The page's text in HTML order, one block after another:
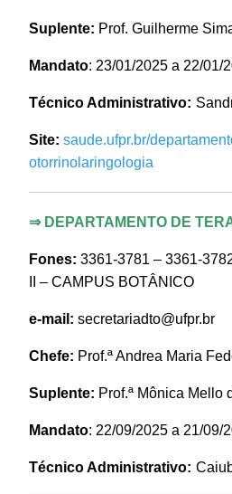
Suplente: Prof.Guilherme
Mandato: 23/01/2025 a 22/01/
Técnico Administrativo:
Site: saude.ufpr.br/
otorrinolaringologia
⇒ DEPARTAMENTO DE
Fones: 3361-3781 – 3361-
II – CAMPUS BOTÂNICO
e-mail: secretariadto@ufpr.br
Chefe: Prof.ª Andrea Maria
Suplente: Prof.ª Mônica Mello
Mandato: 22/09/2025 a 21/09/
Técnico Administrativo: